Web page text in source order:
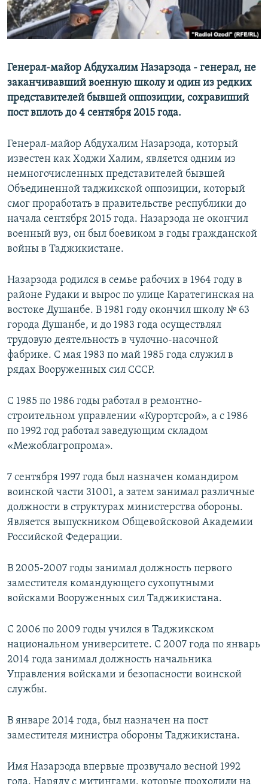
Генерал-майор Абдухалим Назарзода - генерал, не
заканчивавший военную школу и один из редких
представителей бывшей оппозиции, сохравиший
пост вплоть до 4 сентября 2015 года.
Генерал-майор Абдухалим Назарзода, который
известен как Ходжи Халим, является одним из
немногочисленных представителей бывшей
Объединенной таджикской оппозиции, который
смог проработать в правительстве республики до
начала сентября 2015 года. Назарзода не окончил
военный вуз, он был боевиком в годы гражданской
войны в Таджикистане.
Назарзода родился в семье рабочих в 1964 году в
районе Рудаки и вырос по улице Каратегинская на
востоке Душанбе. В 1981 году окончил школу № 63
города Душанбе, и до 1983 года осуществлял
трудовую деятельность в чулочно-насочной
фабрике. С мая 1983 по май 1985 года служил в
рядах Вооруженных сил СССР.
С 1985 по 1986 годы работал в ремонтно-
строительном управлении «Курортсрой», а с 1986
по 1992 год работал заведующим складом
«Межоблагропрома».
7 сентября 1997 года был назначен командиром
воинской части 31001, а затем занимал различные
должности в структурах министерства обороны.
Является выпускником Общевойсковой Академии
Российской Федерации.
В 2005-2007 годы занимал должность первого
заместителя командующего сухопутными
войсками Вооруженных сил Таджикистана.
С 2006 по 2009 годы учился в Таджикском
национальном университете. С 2007 года по январь
2014 года занимал должность начальника
Управления войсками и безопасности воинской
службы.
В январе 2014 года, был назначен на пост
заместителя министра обороны Таджикистана.
Имя Назарзода впервые прозвучало весной 1992